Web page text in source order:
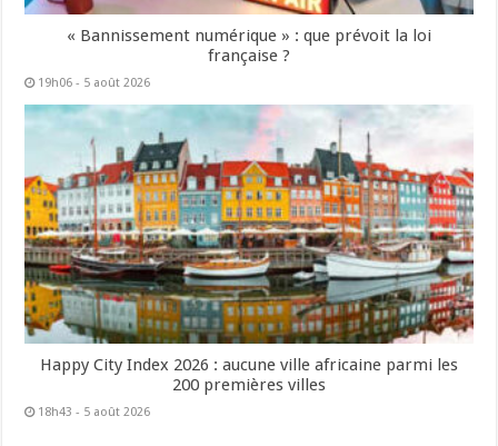
« Bannissement numérique » : que prévoit la loi
française ?
19h06 - 5 août 2026
Happy City Index 2026 : aucune ville africaine parmi les
200 premières villes
18h43 - 5 août 2026